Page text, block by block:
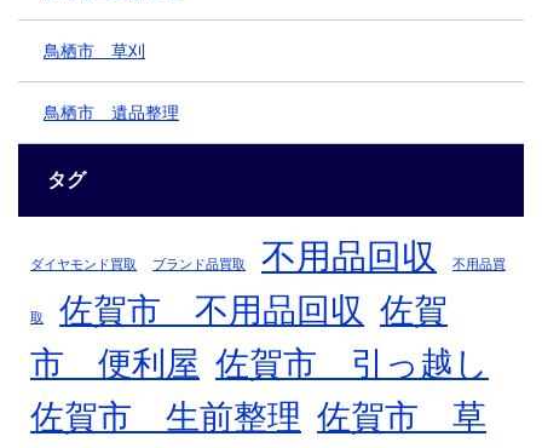
鳥栖市 草刈
鳥栖市 遺品整理
タグ
ダイヤモンド買取 ブランド品買取 不用品回収 不用品買
取 佐賀市 不用品回収 佐賀
市 便利屋 佐賀市 引っ越し
佐賀市 生前整理 佐賀市 草